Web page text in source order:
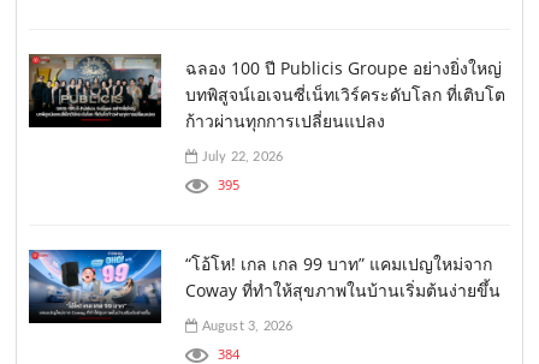
ฉลอง 100 ปี Publicis Groupe อย่างยิ่งใหญ่
บทพิสูจน์เอเจนซี่เน็ทเวิร์คระดับโลก ที่เติบโต
ก้าวผ่านทุกการเปลี่ยนแปลง
July 22, 2026
395
“โอ้โห! เกล เกล 99 บาท” แคมเปญใหม่จาก
Coway ที่ทำให้สุขภาพในบ้านเริ่มต้นง่ายขึ้น
August 3, 2026
384